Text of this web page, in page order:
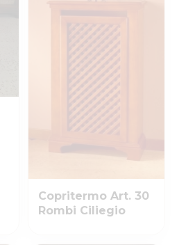
Copritermo Art. 30
Rombi Ciliegio